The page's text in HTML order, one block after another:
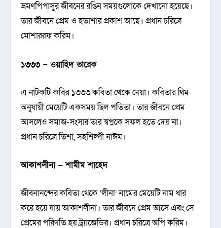
ভ্রমণপিপাসুর জীবনের রঙিন সময়গুলোকে দেখানো হয়েছে।
তার জীবনে প্রেম ও হতাশার প্রকাশ আছে। প্রধান চরিত্রে
মোশাররফ করিম।
১৩৩৩ – ওয়াহিদ তারেক
এ নাটকটি কবির ১৩৩৩ কবিতা থেকে নেয়া। কবিতার থিম
অনুযায়ী মেয়েটি একসময় ছিল পতিতা। তার জীবনে প্রেম
আসলেও সমাজ-সংসার তার স্বপ্নকে সফল হতে দেয় না।
প্রধান চরিত্রে তিশা, সহশিল্পী নাঈম।
আকাশলীনা – শামীম শাহেদ
জীবনানন্দের কবিতা থেকে ‘লীনা’ নামের মেয়েটি নাম ধার
করে হয়ে যায় আকাশলীনা। তার জীবনে প্রেম আসে এবং সে
প্রেমের পরিণতি হয় ট্র্যাজেডির। প্রধান চরিত্রে অপি করিম।